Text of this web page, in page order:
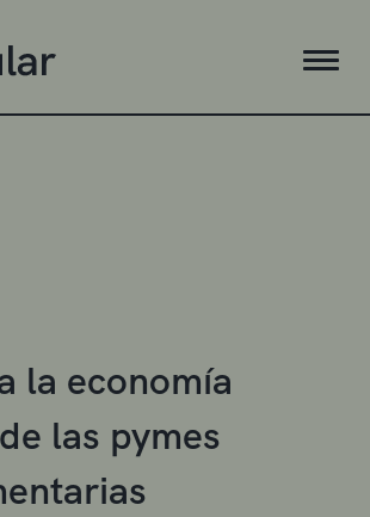
la economía
las pymes